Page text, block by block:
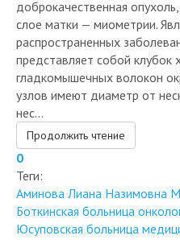
доброкачественная
слое матки — миометрии.
распространенных
представляет собой
гладкомышечных волокон
узлов имеют диаметр от
нес...
Продолжить чтение
0
Теги:
Аминова Лиана Назимовна
Боткинская больница
Юсуповская больница